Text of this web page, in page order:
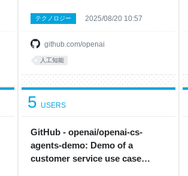
github.com/openai
テクノロジー 2025/08/20 10:57
人工知能
GitHub - openai/openai-cs-
agents-demo: Demo of a
customer service use case
5 USERS